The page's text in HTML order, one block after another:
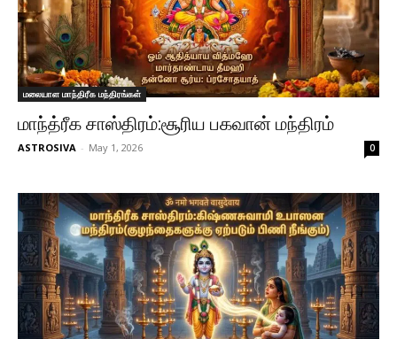
மலையாள மாந்திரீக மந்திரங்கள்
மாந்த்ரீக சாஸ்திரம்:சூரிய பகவான் மந்திரம்
ASTROSIVA - May 1, 2026 0